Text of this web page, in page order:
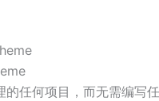
任何项目，而无需编